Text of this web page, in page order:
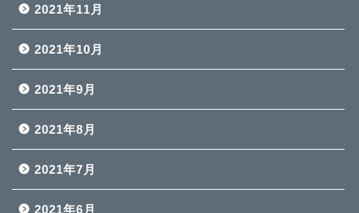
2021年11月
2021年10月
2021年9月
2021年8月
2021年7月
2021年6月